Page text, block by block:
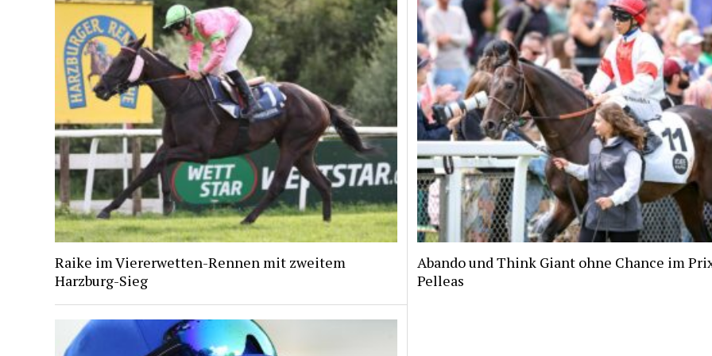
Raike im Viererwetten-Rennen mit zweitem
Harzburg-Sieg
Abando und Think Giant ohne Chance im
Pelleas